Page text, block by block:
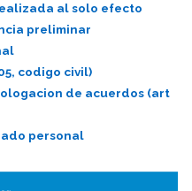
al solo efecto
preliminar
codigo civil)
de acuerdos (art
personal